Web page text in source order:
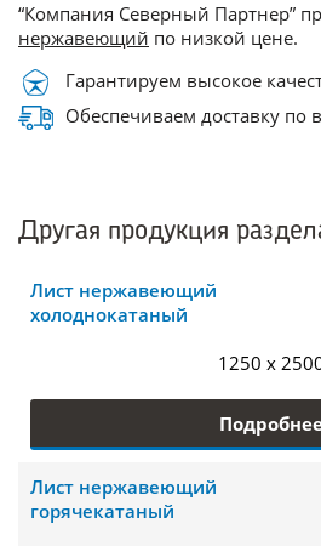
“Компания Северный Партнер”
нержавеющий по низкой цене.
Гарантируем высокое
Обеспечиваем доставку по
Другая продукция
Лист нержавеющий
холоднокатаный
1250 x
Лист нержавеющий
горячекатаный